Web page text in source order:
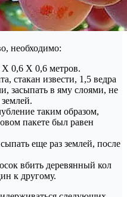
необходимо:
Х 0,6 Х 0,6 метров.
стакан извести, 1,5 ведра
засыпать в яму слоями, не
таким образом,
пакете был равен
еще раз землей, после
вбить деревянный кол
к другому.